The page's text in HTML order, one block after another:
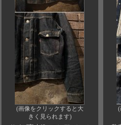
(画像をクリックすると大
きく見られます)
(